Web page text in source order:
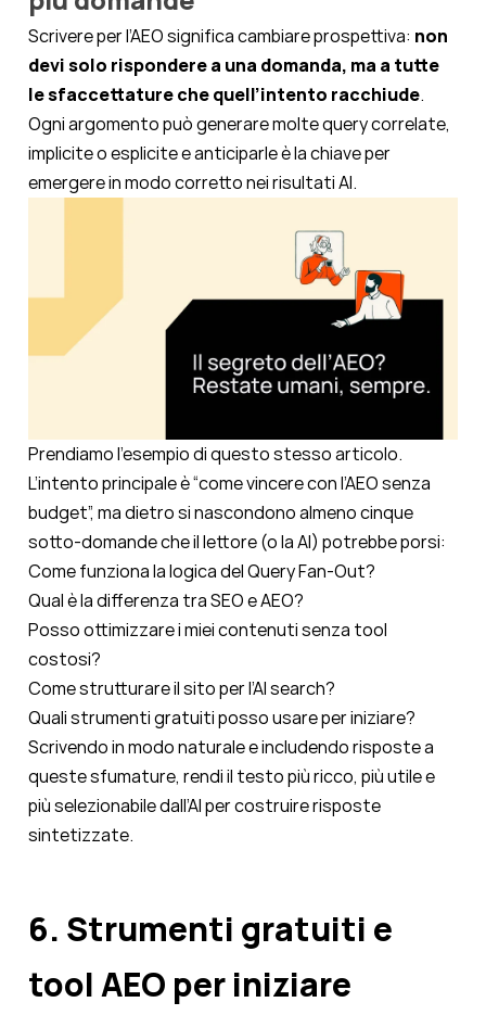
Scrivere per l’AEO significa cambiare prospettiva: non
devi solo rispondere a una domanda, ma a tutte
le sfaccettature che quell’intento racchiude.
Ogni argomento può generare molte query correlate,
implicite o esplicite e anticiparle è la chiave per
emergere in modo corretto nei risultati AI.
Prendiamo l’esempio di questo stesso articolo.
L’intento principale è “come vincere con l’AEO senza
budget”, ma dietro si nascondono almeno cinque
sotto-domande che il lettore (o la AI) potrebbe porsi:
Come funziona la logica del Query Fan-Out?
Qual è la differenza tra SEO e AEO?
Posso ottimizzare i miei contenuti senza tool
costosi?
Come strutturare il sito per l’AI search?
Quali strumenti gratuiti posso usare per iniziare?
Scrivendo in modo naturale e includendo risposte a
queste sfumature, rendi il testo più ricco, più utile e
più selezionabile dall’AI per costruire risposte
sintetizzate.
6. Strumenti gratuiti e
tool AEO per iniziare